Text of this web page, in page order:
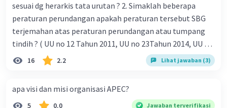
sesuai dg herarkis tata urutan ? 2. Simaklah beberapa
peraturan perundangan apakah peraturan tersebut SBG
terjemahan atas peraturan perundangan atau tumpang
tindih ? ( UU no 12 Tahun 2011, UU no 23Tahun 2014, UU No
25 Tahun 2004 ) 3 . Tuliskan peraturan perundangan yg di
undangkan atas perintah TAP MPR NO I / MPR/ 2003
pasal18, pasal 22, pasal 23, Pasal 26 , Pasal 27,pasal ,pasal
16 2.2 Lihat jawaban (3)
apa visi dan misi organisasi APEC?
5 0.0 Jawaban terverifikasi